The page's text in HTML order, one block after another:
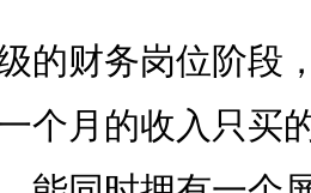
财务岗位阶段
个月的收入只买